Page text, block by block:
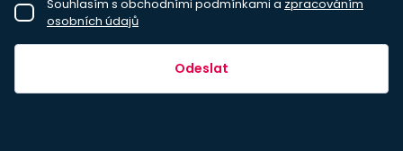
Souhlasím s obchodními podmínkami a zpracováním
osobních údajů
Odeslat